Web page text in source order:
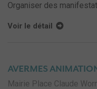
Organiser des
Voir le détail
AVERMES
Mairie Place Claude